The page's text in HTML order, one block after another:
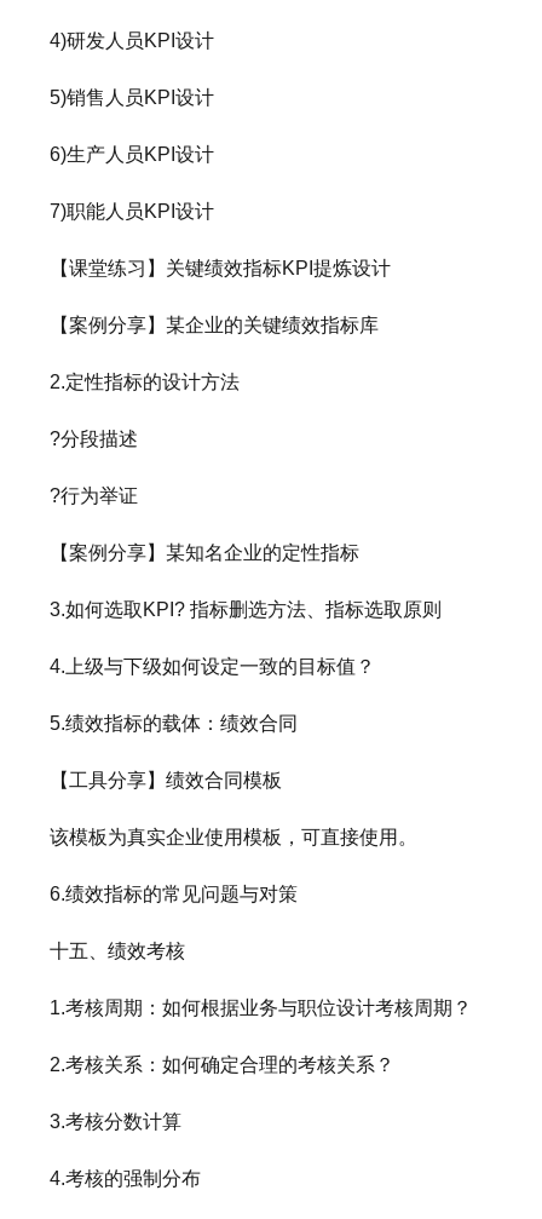
4)研发人员KPI设计
5)销售人员KPI设计
6)生产人员KPI设计
7)职能人员KPI设计
【课堂练习】关键绩效指标KPI提炼设计
【案例分享】某企业的关键绩效指标库
2.定性指标的设计方法
?分段描述
?行为举证
【案例分享】某知名企业的定性指标
3.如何选取KPI? 指标删选方法、指标选取原则
4.上级与下级如何设定一致的目标值？
5.绩效指标的载体：绩效合同
【工具分享】绩效合同模板
该模板为真实企业使用模板，可直接使用。
6.绩效指标的常见问题与对策
十五、绩效考核
1.考核周期：如何根据业务与职位设计考核周期？
2.考核关系：如何确定合理的考核关系？
3.考核分数计算
4.考核的强制分布